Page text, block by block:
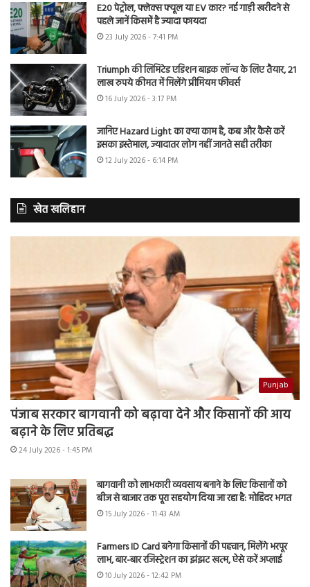
E20 पेट्रोल, फ्लेक्स फ्यूल या EV कार? नई गाड़ी खरीदने से
पहले जानें किसमें है ज्यादा फायदा
23 July 2026 - 7:41 PM
Triumph की लिमिटेड एडिशन बाइक लॉन्च के लिए तैयार, 21
लाख रुपये कीमत में मिलेंगे प्रीमियम फीचर्स
16 July 2026 - 3:17 PM
जानिए Hazard Light का क्या काम है, कब और कैसे करें
इसका इस्तेमाल, ज्यादातर लोग नहीं जानते सही तरीका
12 July 2026 - 6:14 PM
खेत खलिहान
Punjab
पंजाब सरकार बागवानी को बढ़ावा देने और किसानों की आय
बढ़ाने के लिए प्रतिबद्ध
24 July 2026 - 1:45 PM
बागवानी को लाभकारी व्यवसाय बनाने के लिए किसानों को
बीज से बाजार तक पूरा सहयोग दिया जा रहा है: मोहिंदर भगत
15 July 2026 - 11:43 AM
Farmers ID Card बनेगा किसानों की पहचान, मिलेंगे भरपूर
लाभ, बार-बार रजिस्ट्रेशन का झंझट खत्म, ऐसे करें अप्लाई
10 July 2026 - 12:42 PM